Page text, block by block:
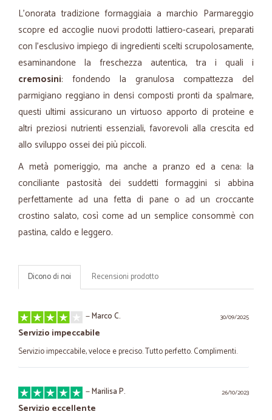
L'onorata tradizione formaggiaia a marchio Parmareggio
scopre ed accoglie nuovi prodotti lattiero-caseari, preparati
con l'esclusivo impiego di ingredienti scelti scrupolosamente,
esaminandone la freschezza autentica, tra i quali i
cremosini: fondendo la granulosa compattezza del
parmigiano reggiano in densi composti pronti da spalmare,
questi ultimi assicurano un virtuoso apporto di proteine e
altri preziosi nutrienti essenziali, favorevoli alla crescita ed
allo sviluppo ossei dei più piccoli.
A metà pomeriggio, ma anche a pranzo ed a cena: la
conciliante pastosità dei suddetti formaggini si abbina
perfettamente ad una fetta di pane o ad un croccante
crostino salato, così come ad un semplice consommè con
pastina, caldo e leggero.
Dicono di noi Recensioni prodotto
30/09/2025
—Marco C.
Servizio impeccabile
Servizio impeccabile, veloce e preciso. Tutto perfetto. Complimenti.
26/10/2023
—Marilisa P.
Servizio eccellente